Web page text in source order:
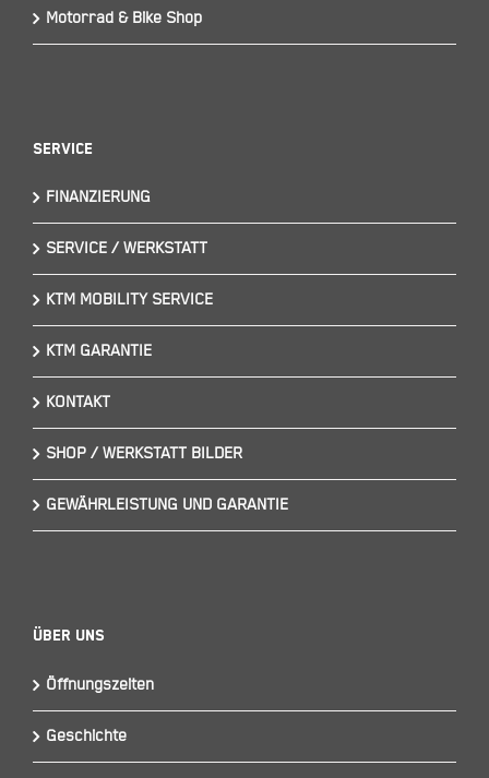
Motorrad & Bike Shop
Service
FINANZIERUNG
SERVICE / WERKSTATT
KTM MOBILITY SERVICE
KTM GARANTIE
KONTAKT
SHOP / WERKSTATT BILDER
GEWÄHRLEISTUNG UND GARANTIE
Über Uns
Öffnungszeiten
Geschichte